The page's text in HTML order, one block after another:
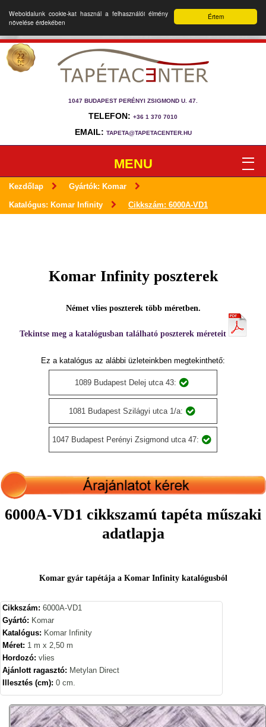
Értem
Weboldalunk cookie-kat használ a felhasználói élmény
növelése érdekében
1047 BUDAPEST PERÉNYI ZSIGMOND U. 47.
TELEFON: +36 1 370 7010
EMAIL: TAPETA@TAPETACENTER.HU
MENU
Kezdőlap Gyártók: Komar
Katalógus: Komar Infinity Cikkszám: 6000A-VD1
Komar Infinity poszterek
Német vlies poszterek több méretben.
Tekintse meg a katalógusban található poszterek méreteit
Ez a katalógus az alábbi üzleteinkben megtekinthető:
1089 Budapest Delej utca 43:
1081 Budapest Szilágyi utca 1/a:
1047 Budapest Perényi Zsigmond utca 47:
6000A-VD1 cikkszamú tapéta műszaki
adatlapja
Komar gyár tapétája a Komar Infinity katalógusból
Cikkszám: 6000A-VD1
Gyártó: Komar
Katalógus: Komar Infinity
Méret: 1 m x 2,50 m
Hordozó: vlies
Ajánlott ragasztó: Metylan Direct
Illesztés (cm): 0 cm.